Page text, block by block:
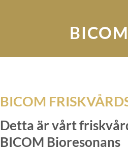
BICOM
Detta är vårt
BICOM Bioresonans